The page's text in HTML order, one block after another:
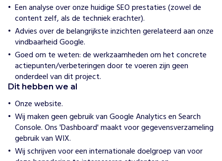
p
H
o
e
w
i
h
e
p
e
n
W
i
j
Een analyse over onze huidige SEO prestaties (zowel de
content zelf, als de techniek erachter).
Advies over de belangrijkste inzichten gerelateerd aan onze
vindbaarheid Google.
Goed om te weten: de werkzaamheden om het concrete
actiepunten/verbeteringen door te voeren zijn geen
onderdeel van dit project.
Dit hebben we al
Onze website.
Wij maken geen gebruik van Google Analytics en Search
Console. Ons 'Dashboard' maakt voor gegevensverzameling
gebruik van WIX.
Wij schrijven voor een internationale doelgroep van voor